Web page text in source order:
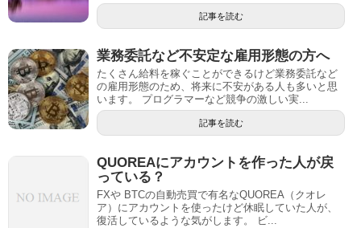
記事を読む
業務委託など不安定な雇用形態の方へ
たくさん給料を稼ぐことができるけど業務委託など
の雇用形態のため、将来に不安がある人も多いと思
います。 プログラマーなど競争の激しい実...
記事を読む
QUOREAにアカウントを作った人が戻
っている？
FXや BTCの自動売買で有名なQUOREA（クオレ
ア）にアカウントを使ったけど休眠していた人が、
復活しているような気がします。 ビ...